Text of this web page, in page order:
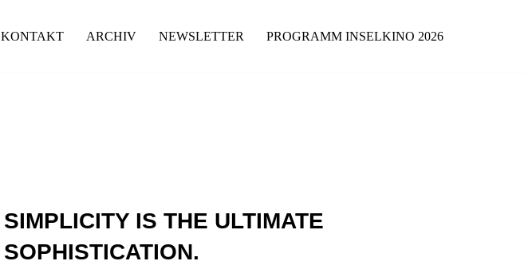
KONTAKT ARCHIV NEWSLETTER PROGRAMM INSELKINO 2026
SIMPLICITY IS THE ULTIMATE
SOPHISTICATION.